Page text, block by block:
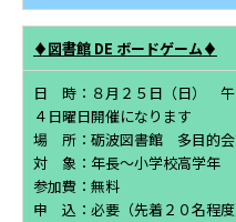
♦図書館 DE ボードゲーム♦
日 時：８月２５日（日） 午
４日曜日開催になります
場 所：砺波図書館 多目的会
対 象：年長～小学校高学年
参加費：無料
申 込：必要（先着２０名程度